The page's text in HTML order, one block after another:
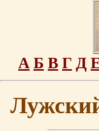
А Б В Г Д